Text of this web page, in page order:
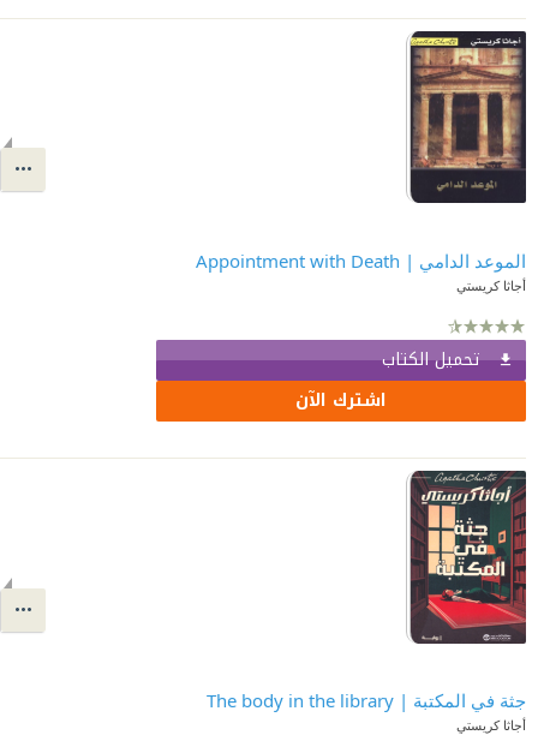
الموعد الدامي | Appointment with Death
أجاثا كريستي
تحميل الكتاب
اشترك الآن
جثة في المكتبة | The body in the library
أجاثا كريستي